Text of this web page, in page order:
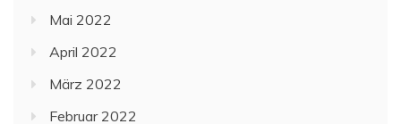
Mai 2022
April 2022
März 2022
Februar 2022